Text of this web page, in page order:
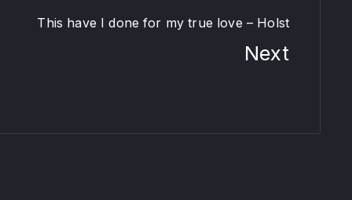
This have I done for my true love – Holst
Next